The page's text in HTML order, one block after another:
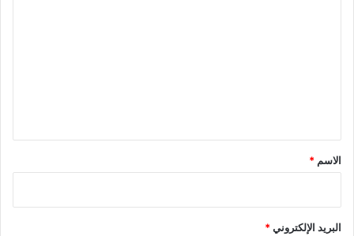
*
الاسم *
البريد الإلكتروني*